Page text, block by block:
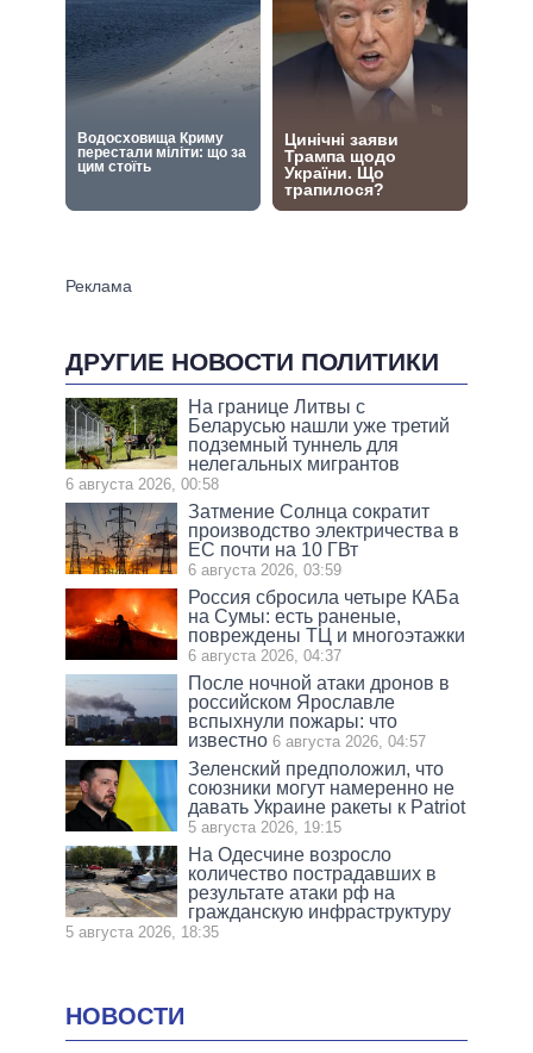
ДРУГИЕ НОВОСТИ ПОЛИТИКИ
На границе Литвы с
Беларусью нашли уже третий
подземный туннель для
нелегальных мигрантов
6 августа 2026, 00:58
Затмение Солнца сократит
производство электричества в
ЕС почти на 10 ГВт
6 августа 2026, 03:59
Россия сбросила четыре КАБа
на Сумы: есть раненые,
повреждены ТЦ и многоэтажки
6 августа 2026, 04:37
После ночной атаки дронов в
российском Ярославле
вспыхнули пожары: что
известно 6 августа 2026, 04:57
Зеленский предположил, что
союзники могут намеренно не
давать Украине ракеты к Patriot
5 августа 2026, 19:15
На Одесчине возросло
количество пострадавших в
результате атаки рф на
гражданскую инфраструктуру
5 августа 2026, 18:35
НОВОСТИ